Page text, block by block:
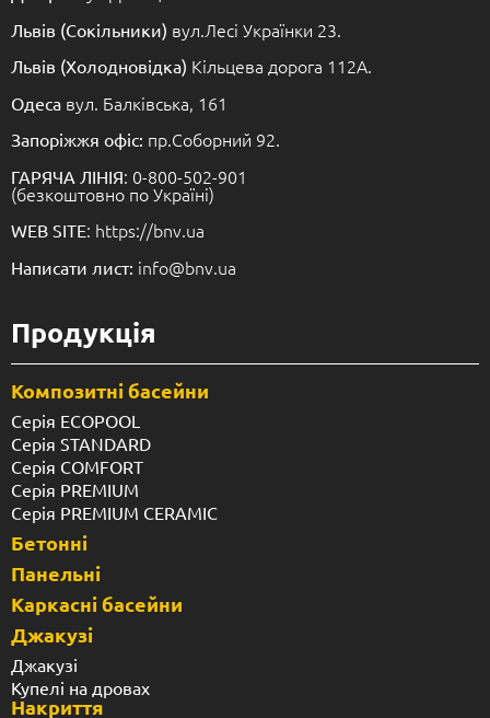
Львів (Сокільники) вул.Лесі Українки 23.
Львів (Холодновідка) Кільцева дорога 112А.
Одеса вул. Балківська, 161
Запоріжжя офіс: пр.Соборний 92.
ГАРЯЧА ЛІНІЯ: 0-800-502-901
(безкоштовно по Україні)
WEB SITE: https://bnv.ua
Написати лист: info@bnv.ua
Продукція
Композитні басейни
Серія ECOPOOL
Серія STANDARD
Серія COMFORT
Серія PREMIUM
Серія PREMIUM CERAMIC
Бетонні
Панельні
Каркасні басейни
Джакузі
Джакузі
Купелі на дровах
Накриття